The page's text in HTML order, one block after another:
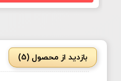
بازدید از محصول (5)